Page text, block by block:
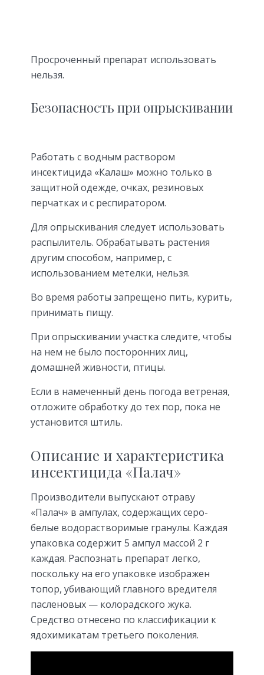
Просроченный препарат использовать
нельзя.
Безопасность при опрыскивании
Работать с водным раствором
инсектицида «Калаш» можно только в
защитной одежде, очках, резиновых
перчатках и с респиратором.
Для опрыскивания следует использовать
распылитель. Обрабатывать растения
другим способом, например, с
использованием метелки, нельзя.
Во время работы запрещено пить, курить,
принимать пищу.
При опрыскивании участка следите, чтобы
на нем не было посторонних лиц,
домашней живности, птицы.
Если в намеченный день погода ветреная,
отложите обработку до тех пор, пока не
установится штиль.
Описание и характеристика
инсектицида «Палач»
Производители выпускают отраву
«Палач» в ампулах, содержащих серо-
белые водорастворимые гранулы. Каждая
упаковка содержит 5 ампул массой 2 г
каждая. Распознать препарат легко,
поскольку на его упаковке изображен
топор, убивающий главного вредителя
пасленовых — колорадского жука.
Средство отнесено по классификации к
ядохимикатам третьего поколения.